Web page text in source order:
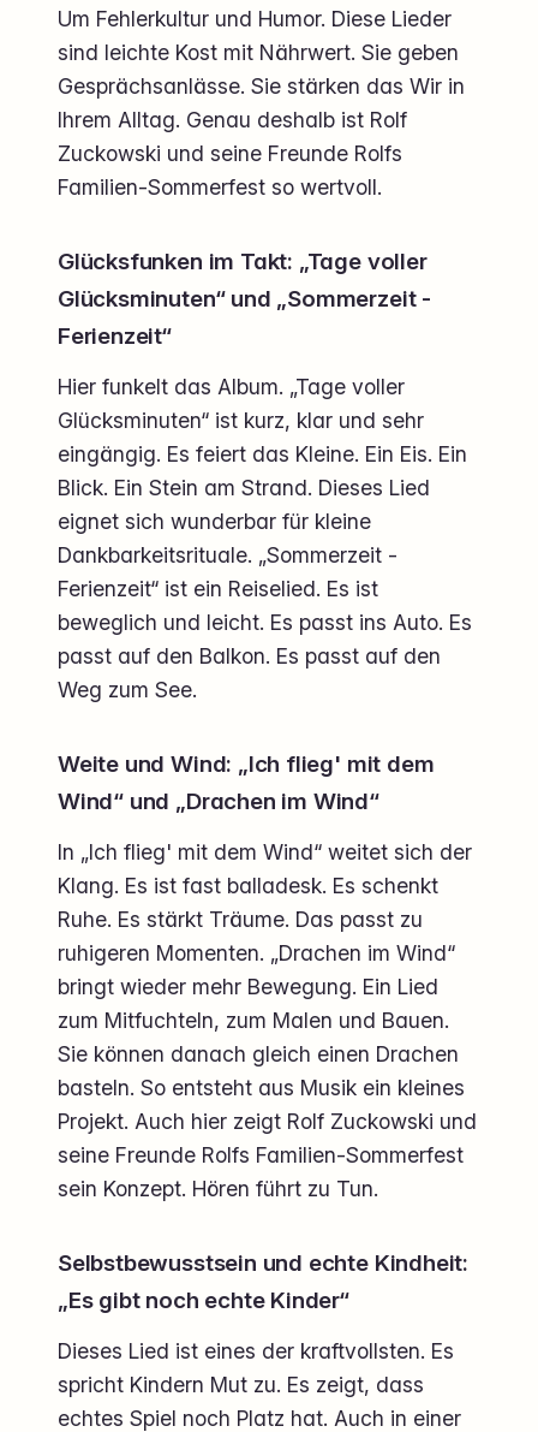
Um Fehlerkultur und Humor. Diese Lieder
sind leichte Kost mit Nährwert. Sie geben
Gesprächsanlässe. Sie stärken das Wir in
Ihrem Alltag. Genau deshalb ist Rolf
Zuckowski und seine Freunde Rolfs
Familien-Sommerfest so wertvoll.
Glücksfunken im Takt: „Tage voller
Glücksminuten“ und „Sommerzeit -
Ferienzeit“
Hier funkelt das Album. „Tage voller
Glücksminuten“ ist kurz, klar und sehr
eingängig. Es feiert das Kleine. Ein Eis. Ein
Blick. Ein Stein am Strand. Dieses Lied
eignet sich wunderbar für kleine
Dankbarkeitsrituale. „Sommerzeit -
Ferienzeit“ ist ein Reiselied. Es ist
beweglich und leicht. Es passt ins Auto. Es
passt auf den Balkon. Es passt auf den
Weg zum See.
Weite und Wind: „Ich flieg' mit dem
Wind“ und „Drachen im Wind“
In „Ich flieg' mit dem Wind“ weitet sich der
Klang. Es ist fast balladesk. Es schenkt
Ruhe. Es stärkt Träume. Das passt zu
ruhigeren Momenten. „Drachen im Wind“
bringt wieder mehr Bewegung. Ein Lied
zum Mitfuchteln, zum Malen und Bauen.
Sie können danach gleich einen Drachen
basteln. So entsteht aus Musik ein kleines
Projekt. Auch hier zeigt Rolf Zuckowski und
seine Freunde Rolfs Familien-Sommerfest
sein Konzept. Hören führt zu Tun.
Selbstbewusstsein und echte Kindheit:
„Es gibt noch echte Kinder“
Dieses Lied ist eines der kraftvollsten. Es
spricht Kindern Mut zu. Es zeigt, dass
echtes Spiel noch Platz hat. Auch in einer